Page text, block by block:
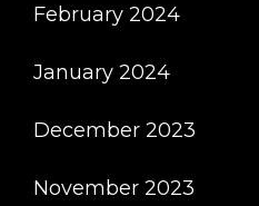
February 2024
January 2024
December 2023
November 2023